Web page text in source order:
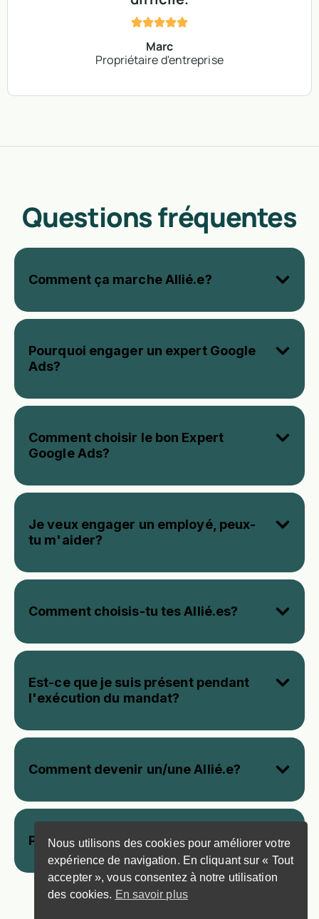
Marc
Propriétaire d'entreprise
Questions fréquentes
Comment ça marche Allié.e?
Pourquoi engager un expert Google
Ads?
Comment choisir le bon Expert
Google Ads?
Je veux engager un employé, peux-
tu m'aider?
Comment choisis-tu tes Allié.es?
Est-ce que je suis présent pendant
l'exécution du mandat?
Comment devenir un/une Allié.e?
Pourquoi ce n’est pas gratuit?
Nous utilisons des cookies pour améliorer votre
expérience de navigation. En cliquant sur « Tout
accepter », vous consentez à notre utilisation
des cookies. En savoir plus